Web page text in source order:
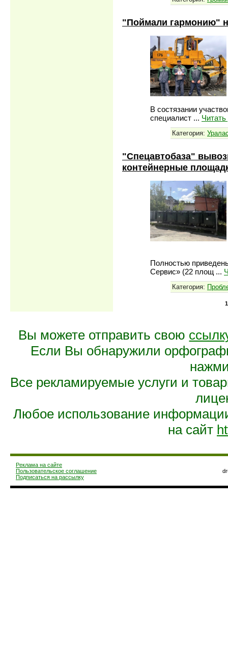
"Поймали гармонию"
В состязании
специалист ...
Категория:
"Спецавтобаза"
контейнерные
Полностью
Сервис» (22 площ ...
Категория:
Вы можете отправить свою
Если Вы обнаружили
Все рекламируемые услуги и
Любое использование
на сайт
Реклама на сайте
Пользовательское соглашение
Подписаться на рассылку